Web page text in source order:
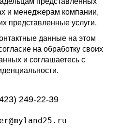
и менеджерам компании,
представленные услуги.
данные на этом
на обработку своих
и соглашаетесь с
249-22-39